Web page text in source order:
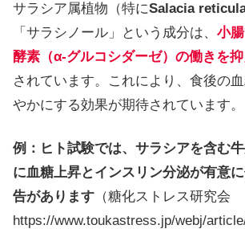
サラシア属植物（特にSalacia
「サラシノール」という成分は、 小
酵素（α-グルコシダーゼ）の働きを抑
されています。これにより、食後の
やかにする効果が期待されています。
例：ヒト試験では、サラシアを含む
に血糖上昇とインスリン分泌が有意
告があります （糖化ストレス研究会
https://www.toukastress.jp/webj/